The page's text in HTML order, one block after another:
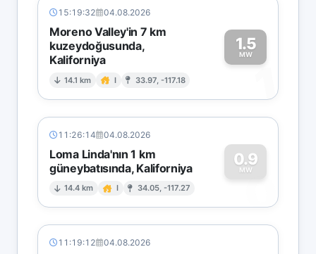
15:19:32 04.08.2026
Moreno Valley'in 7 km
kuzeydoğusunda,
Kaliforniya
14.1 km I 33.97, -117.18
1.5
MW
1
11:26:14 04.08.2026
Loma Linda'nın 1 km
güneybatısında, Kaliforniya
14.4 km I 34.05, -117.27
0.9
MW
0
11:19:12 04.08.2026